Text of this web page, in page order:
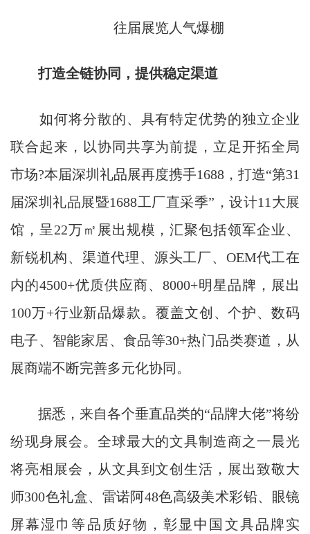
往届展览人气爆棚
打造全链协同，提供稳定渠道
如何将分散的、具有特定优势的独立企业
联合起来，以协同共享为前提，立足开拓全局
市场?本届深圳礼品展再度携手1688，打造“第31
届深圳礼品展暨1688工厂直采季”，设计11大展
馆，呈22万㎡展出规模，汇聚包括领军企业、
新锐机构、渠道代理、源头工厂、OEM代工在
内的4500+优质供应商、8000+明星品牌，展出
100万+行业新品爆款。覆盖文创、个护、数码
电子、智能家居、食品等30+热门品类赛道，从
展商端不断完善多元化协同。
据悉，来自各个垂直品类的“品牌大佬”将纷
纷现身展会。全球最大的文具制造商之一晨光
将亮相展会，从文具到文创生活，展出致敬大
师300色礼盒、雷诺阿48色高级美术彩铅、眼镜
屏幕湿巾等品质好物，彰显中国文具品牌实